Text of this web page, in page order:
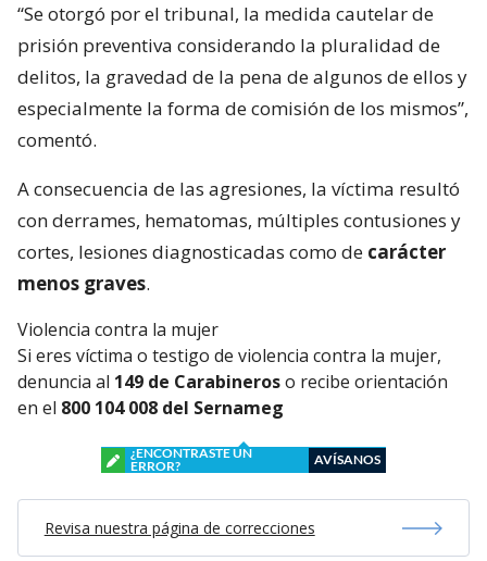
“Se otorgó por el tribunal, la medida cautelar de
prisión preventiva considerando la pluralidad de
delitos, la gravedad de la pena de algunos de ellos y
especialmente la forma de comisión de los mismos”,
comentó.
A consecuencia de las agresiones, la víctima resultó
con derrames, hematomas, múltiples contusiones y
cortes, lesiones diagnosticadas como de carácter
menos graves.
Violencia contra la mujer
Si eres víctima o testigo de violencia contra la mujer,
denuncia al 149 de Carabineroso recibe orientación
en el 800 104 008 del Sernameg
¿ENCONTRASTE UN
ERROR?
AVÍSANOS
Revisa nuestra página de correcciones